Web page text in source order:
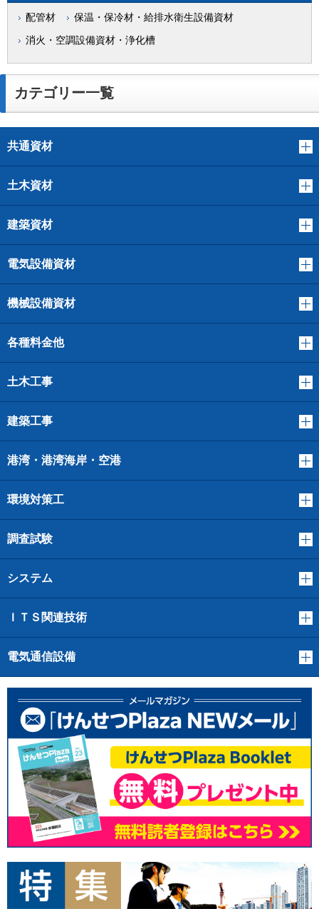
配管材 保温・保冷材・給排水衛生設備資材
消火・空調設備資材・浄化槽
カテゴリー一覧
共通資材
土木資材
建築資材
電気設備資材
機械設備資材
各種料金他
土木工事
建築工事
港湾・港湾海岸・空港
環境対策工
調査試験
システム
ＩＴＳ関連技術
電気通信設備